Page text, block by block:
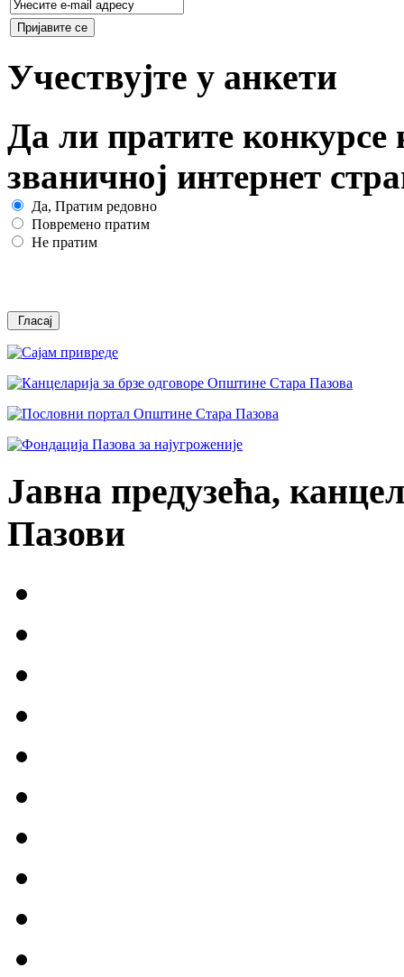
Учествујте у анкети
Да ли пратите конкурсе
званичној интернет
Да, Пратим редовно
Повремено пратим
Не пратим
Јавна предузећа,
Пазови